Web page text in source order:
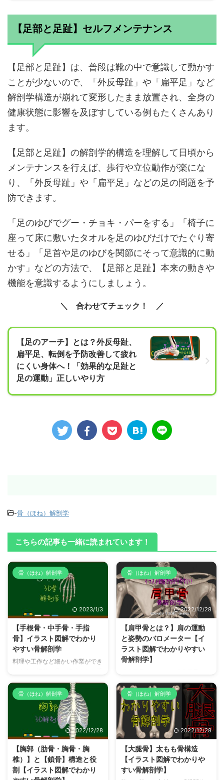
【足部と足趾】セルフメンテナンス
【足部と足趾】は、普段は靴の中で意識して動かす
ことが少ないので、「外反母趾」や「扁平足」など
解剖学構造が崩れて変形したまま放置され、全身の
健康状態に影響を及ぼすしている例もたくさんあり
ます。
【足部と足趾】の解剖学的構造を理解して日頃から
メンテナンスを行えば、歩行や立位動作が楽にな
り、「外反母趾」や「扁平足」などの足の問題を予
防できます。
「足のゆびでグー・チョキ・パーをする」「椅子に
座って床に敷いたタオルを足のゆびだけでたぐり寄
せる」「足首や足のゆびを関節にそって意識的に動
かす」などの方法で、【足部と足趾】本来の動きや
機能を意識するようにしましょう。
合わせてチェック！
【足のアーチ】とは？外反母趾、
扁平足、転倒を予防改善して疲れ
にくい身体へ！「効果的な足趾と
足の運動」正しいやり方
-骨（ほね）解剖学
こちらの記事も一緒に読まれています！
骨（ほね）解剖学
2023/1/3
【手根骨・中手骨・手指
骨】イラスト図解でわかり
やすい骨解剖学
料理や工作など細かい作業ができ
首〜指先までの範囲にある骨【手
根骨・中手骨・手指骨】骨解剖学
（解剖学構造）をイラスト図解を
使ってわかりやすく解説していま
す。 【手根骨・中手骨・手指
骨】とは？ どこにあるどんな
骨？ 私たちの手首から指先まで
の範囲には、片手で27個（両手
合わせると54個）もの骨があ
り、大きく3つに分類できます。
骨（ほね）解剖学
2022/12/28
【肩甲骨とは？】肩の運動
と姿勢のバロメーター【イ
ラスト図解でわかりやすい
骨解剖学】
レッチ」などを効果的に行って肩
こり予防対策をしたり、肩甲骨周
囲筋肉の起始停止を覚えたりする
ために役立つ【肩甲骨】骨解剖学
（解剖学構造）をイラスト図解を
使ってわかりやすく解説していま
す。 【肩甲骨とは？】どこにあ
るどんな骨？ 【肩甲骨】は、人
体の大黒柱である「背骨」を挟ん
で、背中上部に左右対称に存在す
骨（ほね）解剖学
2022/12/28
【胸郭（肋骨・胸骨・胸
椎）】と【鎖骨】構造と役
割【イラスト図解でわかり
骨（ほね）解剖学
2022/12/28
【大腿骨】太もも骨構造
【イラスト図解でわかりや
すい骨解剖学】